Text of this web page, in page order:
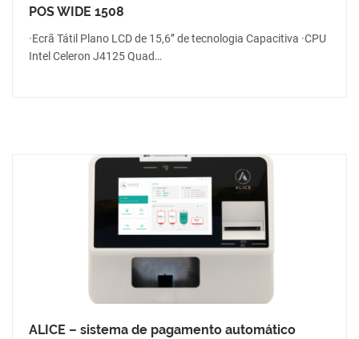
POS WIDE 1508
·Ecrã Tátil Plano LCD de 15,6’’ de tecnologia Capacitiva ·CPU
Intel Celeron J4125 Quad…
ALICE – sistema de pagamento automático